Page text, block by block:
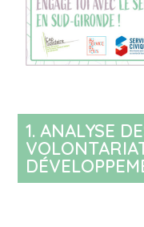
1. ANALYSE